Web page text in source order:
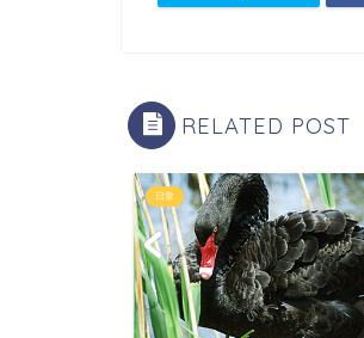
RELATED POST
日常